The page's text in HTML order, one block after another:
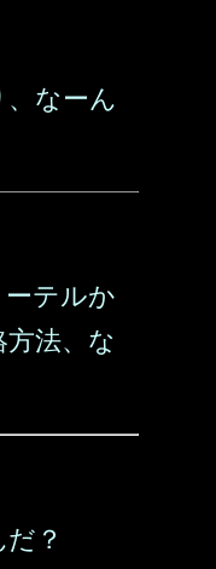
なーん
テルか
法、な
？